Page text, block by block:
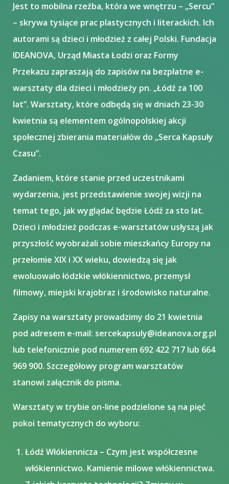
Jest to mobilna rzeźba, która we wnętrzu – „Sercu”
– skrywa tysiące prac plastycznych i literackich. Ich
autorami są dzieci i młodzież z całej Polski. Fundacja
IDEANOVA, Urząd Miasta Łodzi oraz Formy
Przekazu zapraszają do zapisów na bezpłatne e-
warsztaty dla dzieci i młodzieży pn. „Łódź za 100
lat”. Warsztaty, które odbędą się w dniach 23-30
kwietnia są elementem ogólnopolskiej akcji
społecznej zbierania materiałów do „Serca Kapsuły
Czasu”.​
Zadaniem, które stanie przed uczestnikami
wydarzenia, jest przedstawienie swojej wizji na
temat tego, jak wyglądać będzie Łódź za sto lat.
Dzieci i młodzież podczas e-warsztatów usłyszą jak
przyszłość wyobrażali sobie mieszkańcy Europy na
przełomie XIX i XX wieku, dowiedzą się jak
ewoluowało łódzkie włókiennictwo, przemysł
filmowy, miejski krajobraz i środowisko naturalne.​
Zapisy na warsztaty prowadzimy do 21 kwietnia
pod adresem e-mail: sercekapsuly@ideanova.org.pl
lub telefonicznie pod numerem 692 422 717 lub 664
969 900. Szczegółowy program warsztatów
stanowi załącznik do pisma.
Warsztaty w trybie on-line podzielone są na pięć
pokoi tematycznych do wyboru:
Łódź Włókiennicza – Czym jest współczesne
włókiennictwo. Kamienie milowe włókiennictwa.